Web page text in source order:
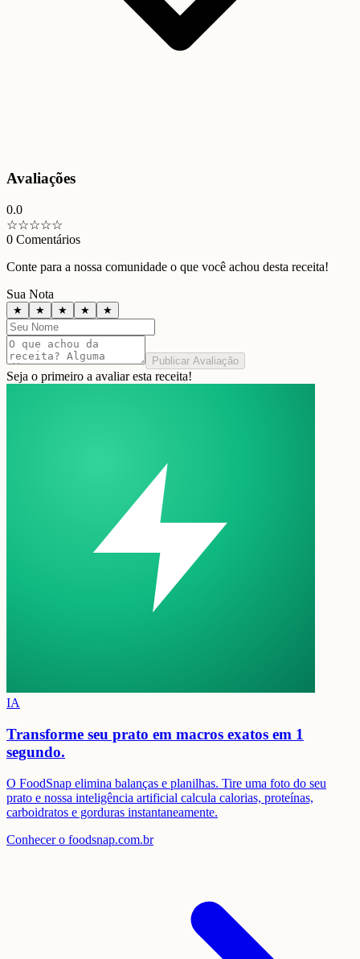
Avaliações
0.0
☆☆☆☆☆
0 Comentários
Conte para a nossa comunidade o que você achou desta receita!
Sua Nota
★ ★ ★ ★ ★
Publicar Avaliação
Seja o primeiro a avaliar esta receita!
IA
Transforme seu prato em macros exatos em 1
segundo.
O FoodSnap elimina balanças e planilhas. Tire uma foto do seu
prato e nossa inteligência artificial calcula calorias, proteínas,
carboidratos e gorduras instantaneamente.
Conhecer o foodsnap.com.br